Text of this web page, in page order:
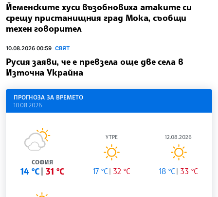
Йеменските хуси възобновиха атаките си
срещу пристанищния град Мока, съобщи
техен говорител
10.08.2026 00:59 СВЯТ
Русия заяви, че е превзела още две села в
Източна Украйна
ПРОГНОЗА ЗА ВРЕМЕТО
10.08.2026
СОФИЯ
14 °C 31 °C
УТРЕ
17 °C 32 °C
12.08.2026
18 °C 33 °C